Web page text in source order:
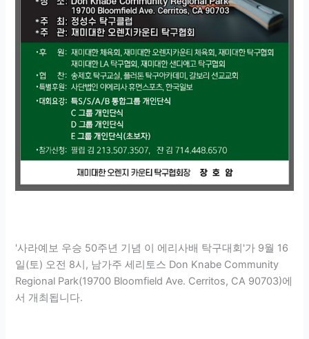
'사라예보 우승 50주년 기념 이 에리사배 탁구대회'가 9월 16
일(토) 오전 8시, 남가주 세리토스 Don Knabe Community
Regional Park(19700 Bloomfield Ave. Cerritos, CA 90703)에
서 개최됩니다.